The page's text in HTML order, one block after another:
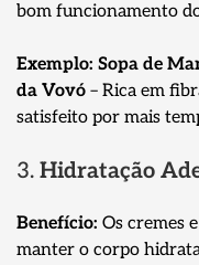
bom funcionamento
Exemplo: Sopa de
da Vovó – Rica em
satisfeito por mais
3. Hidratação
Benefício: Os cremes
manter o corpo